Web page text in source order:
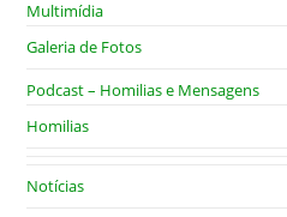
Multimídia
Galeria de Fotos
Podcast – Homilias e Mensagens
Homilias
Notícias